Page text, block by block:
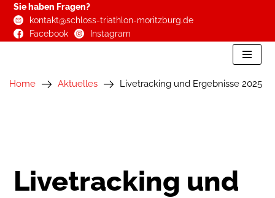
Zum
Sie haben Fragen?
kontakt@schloss-triathlon-moritzburg.de
Facebook
Instagram
Home Aktuelles Livetracking und Ergebnisse 2025
Livetracking und